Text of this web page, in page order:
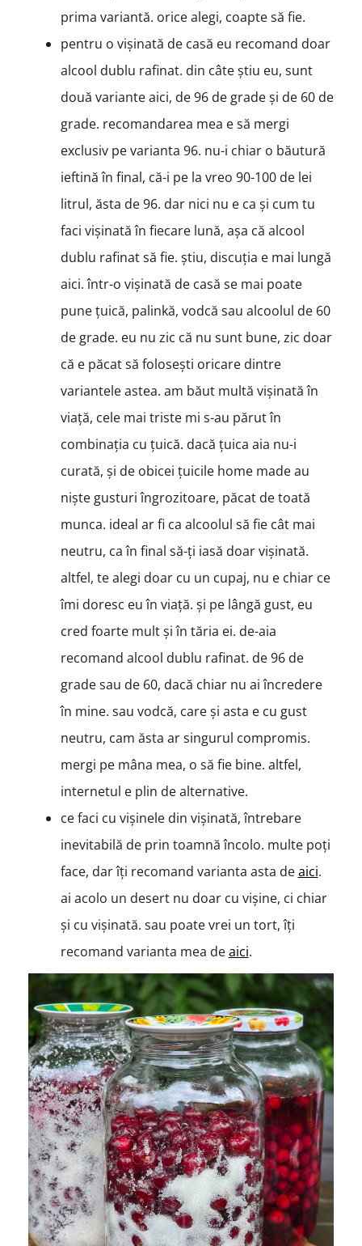
prima variantă. orice alegi, coapte să fie.
pentru o vișinată de casă eu recomand doar
alcool dublu rafinat. din câte știu eu, sunt
două variante aici, de 96 de grade și de 60 de
grade. recomandarea mea e să mergi
exclusiv pe varianta 96. nu-i chiar o băutură
ieftină în final, că-i pe la vreo 90-100 de lei
litrul, ăsta de 96. dar nici nu e ca și cum tu
faci vișinată în fiecare lună, așa că alcool
dublu rafinat să fie. știu, discuția e mai lungă
aici. într-o vișinată de casă se mai poate
pune țuică, palinkă, vodcă sau alcoolul de 60
de grade. eu nu zic că nu sunt bune, zic doar
că e păcat să folosești oricare dintre
variantele astea. am băut multă vișinată în
viață, cele mai triste mi s-au părut în
combinația cu țuică. dacă țuica aia nu-i
curată, și de obicei țuicile home made au
niște gusturi îngrozitoare, păcat de toată
munca. ideal ar fi ca alcoolul să fie cât mai
neutru, ca în final să-ți iasă doar vișinată.
altfel, te alegi doar cu un cupaj, nu e chiar ce
îmi doresc eu în viață. și pe lângă gust, eu
cred foarte mult și în tăria ei. de-aia
recomand alcool dublu rafinat. de 96 de
grade sau de 60, dacă chiar nu ai încredere
în mine. sau vodcă, care și asta e cu gust
neutru, cam ăsta ar singurul compromis.
mergi pe mâna mea, o să fie bine. altfel,
internetul e plin de alternative.
ce faci cu vișinele din vișinată, întrebare
inevitabilă de prin toamnă încolo. multe poți
face, dar îți recomand varianta asta deaici.
ai acolo un desert nu doar cu vișine, ci chiar
și cu vișinată. sau poate vrei un tort, îți
recomand varianta mea deaici.